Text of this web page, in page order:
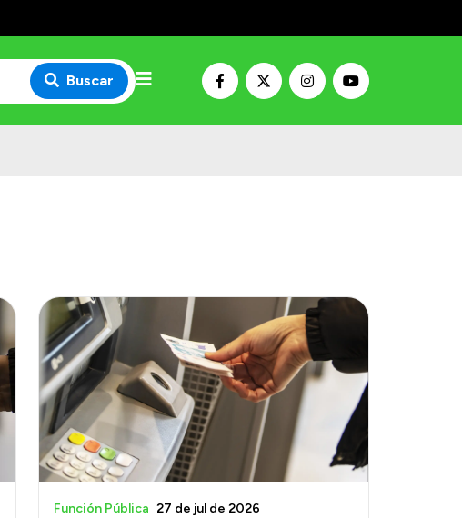
Buscar
Función Pública 27 de jul de 2026